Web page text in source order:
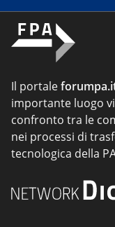
Il portale
importante luogo
confronto tra le
nei processi di
tecnologica della